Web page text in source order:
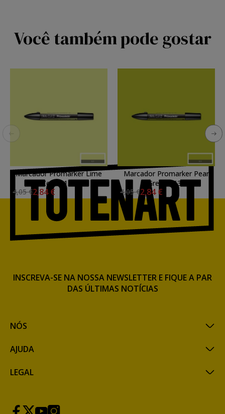
Você também pode gostar
Marcador Promarker Lime
Zest G159
4,05 €2,84 €
Marcador Promarker Pear
Green Y635
4,05 €2,84 €
NÓS
AJUDA
LEGAL
INSCREVA-SE NA NOSSA NEWSLETTER E FIQUE A PAR
DAS ÚLTIMAS NOTÍCIAS